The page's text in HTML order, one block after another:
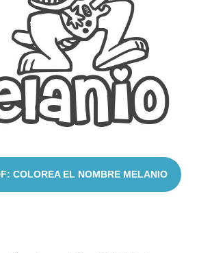
COLOREA EL NOMBRE MELANIO